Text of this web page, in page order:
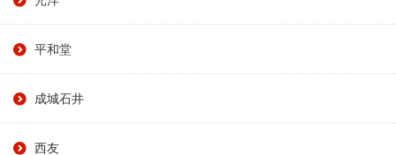
平和堂
成城石井
西友